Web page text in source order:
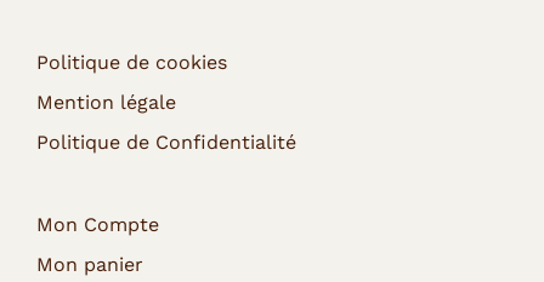
Politique de cookies
Mention légale
Politique de Confidentialité
Mon Compte
Mon panier